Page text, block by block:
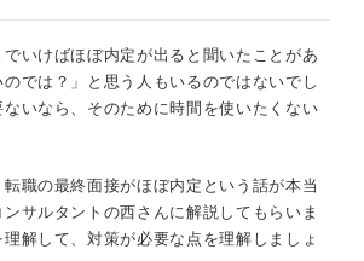
ロが解説！ 最終面接で落ちる人と受かる
ック！
終面接は採用するメリットを感じさせて選
しよう！
でいけばほぼ内定が出ると聞いたことがあ
では？」と思う人もいるのではないでし
ないなら、そのために時間を使いたくない
職の最終面接がほぼ内定という話が本当
サルタントの西さんに解説してもらいま
解して、対策が必要な点を理解しましょ
必須！ 転職の最終面接を合格するため
に関係性を持たせて伝える
リットを感じさせる